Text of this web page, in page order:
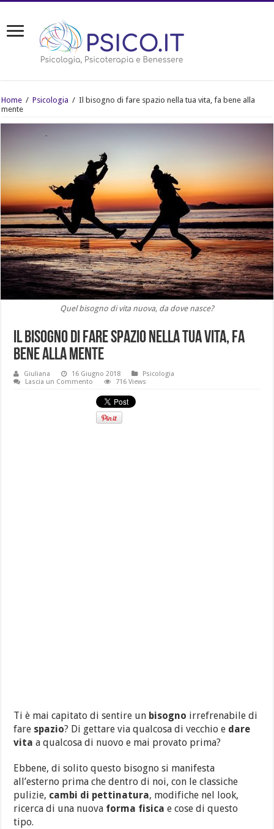
Home / Psicologia / Il bisogno di fare spazio nella tua vita, fa bene alla
mente
Quel bisogno di vita nuova, da dove nasce?
Il bisogno di fare spazio nella tua vita, fa
bene alla mente
Giuliana 16 Giugno 2018
Psicologia
Lascia un Commento
716 Views
Ti è mai capitato di sentire un bisogno irrefrenabile di
fare spazio? Di gettare via qualcosa di vecchio e dare
vita a qualcosa di nuovo e mai provato prima?
Ebbene, di solito questo bisogno si manifesta
all’esterno prima che dentro di noi, con le classiche
pulizie, cambi di pettinatura, modifiche nel look,
ricerca di una nuova forma fisica e cose di questo
tipo.